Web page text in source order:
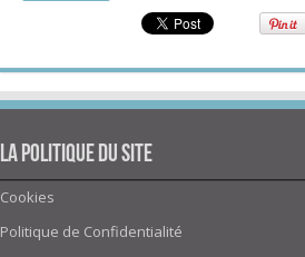
La politique du site
Cookies
Politique de Confidentialité